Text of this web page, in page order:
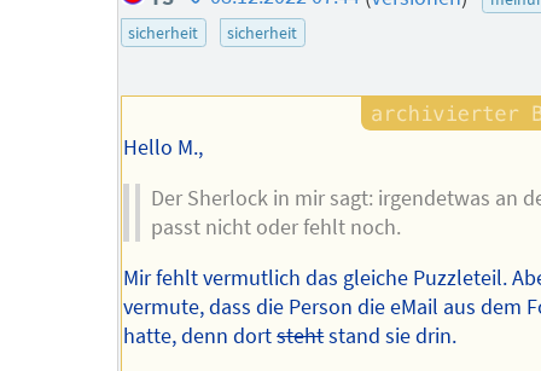
des
sicherheit
sicherheit
Hello M.,
Der Sherlock in mir sagt: irgendetwas an
passt nicht oder fehlt noch.
Mir fehlt vermutlich das gleiche Puzzleteil.
vermute, dass die Person die eMail aus dem
hatte, denn dortstehtstand sie drin.